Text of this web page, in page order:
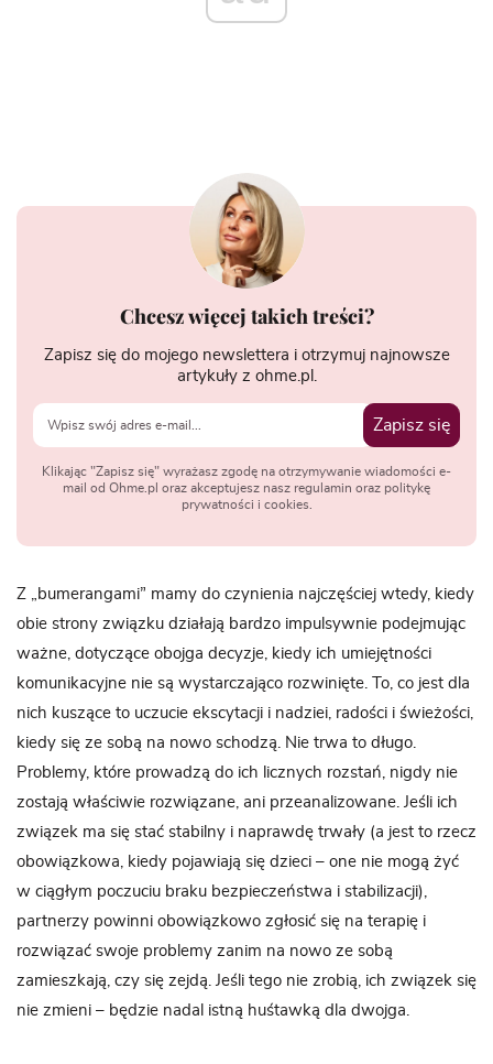
Chcesz więcej takich treści?
Zapisz się do mojego newslettera i otrzymuj najnowsze
artykuły z ohme.pl.
Zapisz się
Klikając "Zapisz się" wyrażasz zgodę na otrzymywanie wiadomości e-
mail od Ohme.pl oraz akceptujesz nasz regulamin oraz politykę
prywatności i cookies.
Z „bumerangami” mamy do czynienia najczęściej wtedy, kiedy
obie strony związku działają bardzo impulsywnie podejmując
ważne, dotyczące obojga decyzje, kiedy ich umiejętności
komunikacyjne nie są wystarczająco rozwinięte. To, co jest dla
nich kuszące to uczucie ekscytacji i nadziei, radości i świeżości,
kiedy się ze sobą na nowo schodzą. Nie trwa to długo.
Problemy, które prowadzą do ich licznych rozstań, nigdy nie
zostają właściwie rozwiązane, ani przeanalizowane. Jeśli ich
związek ma się stać stabilny i naprawdę trwały (a jest to rzecz
obowiązkowa, kiedy pojawiają się dzieci – one nie mogą żyć
w ciągłym poczuciu braku bezpieczeństwa i stabilizacji),
partnerzy powinni obowiązkowo zgłosić się na terapię i
rozwiązać swoje problemy zanim na nowo ze sobą
zamieszkają, czy się zejdą. Jeśli tego nie zrobią, ich związek się
nie zmieni – będzie nadal istną huśtawką dla dwojga.